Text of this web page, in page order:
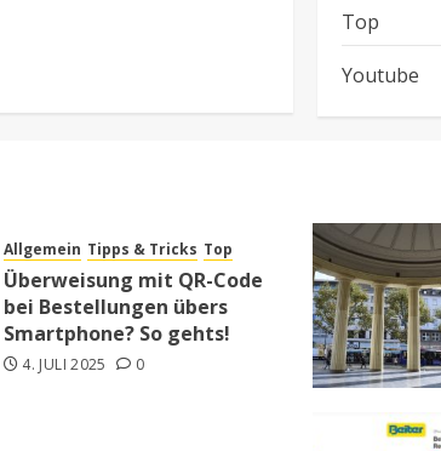
Top
Youtube
Allgemein Tipps & Tricks Top
Überweisung mit QR-Code
bei Bestellungen übers
Smartphone? So gehts!
4. JULI 2025 0